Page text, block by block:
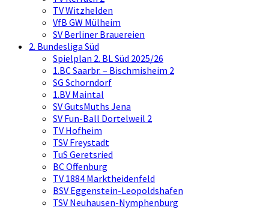
TV Witzhelden
VfB GW Mülheim
SV Berliner Brauereien
2. Bundesliga Süd
Spielplan 2. BL Süd 2025/26
1.BC Saarbr. – Bischmisheim 2
SG Schorndorf
1.BV Maintal
SV GutsMuths Jena
SV Fun-Ball Dortelweil 2
TV Hofheim
TSV Freystadt
TuS Geretsried
BC Offenburg
TV 1884 Marktheidenfeld
BSV Eggenstein-Leopoldshafen
TSV Neuhausen-Nymphenburg